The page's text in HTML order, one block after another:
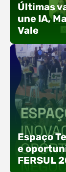
Últimas
une IA,
Vale
Com o
presença
Alto Vale, o
(NIAVI),
2026 do
Espaço
e
FERSUL